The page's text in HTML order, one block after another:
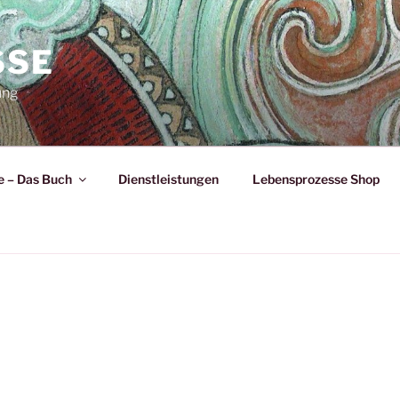
– Das Buch Dienstleistungen Lebensprozesse Shop